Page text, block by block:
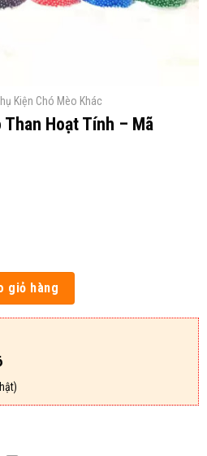
Kiện Chó Mèo Khác
Hoạt Tính – Mã
Tính - Mã PKCMK12 số lượng
giỏ hàng